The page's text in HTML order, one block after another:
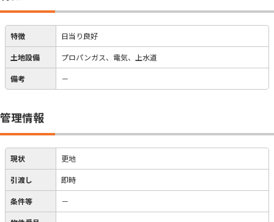
特徴 日当り良好
土地設備 プロパンガス、電気、上水道
備考 －
管理情報
現状 更地
引渡し 即時
条件等 －